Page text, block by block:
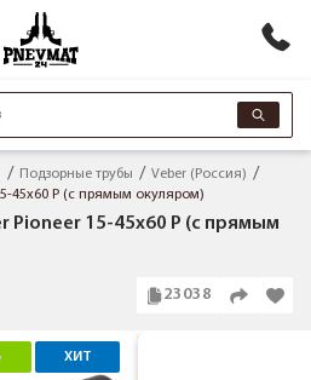
Подзорные трубы
Veber (Россия)
45x60 Р (с прямым окуляром)
Pioneer 15-45x60 Р (с прямым
23038
ХИТ